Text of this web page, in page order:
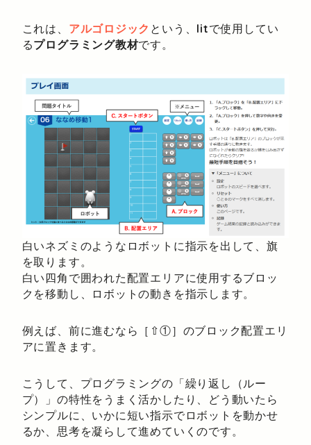
これは、 アルゴロジック という、 litで使用してい
るプログラミング教材です。
白いネズミのようなロボットに指示を出して、旗
を取ります。
白い四角で囲われた配置エリアに使用するブロッ
クを移動し、ロボットの動きを指示します。
例えば、前に進むなら［⇧①］のブロック配置エリ
アに置きます。
こうして、プログラミングの「繰り返し（ルー
プ）」の特性をうまく活かしたり、どう動いたら
シンプルに、いかに短い指示でロボットを動かせ
るか、思考を凝らして進めていくのです。